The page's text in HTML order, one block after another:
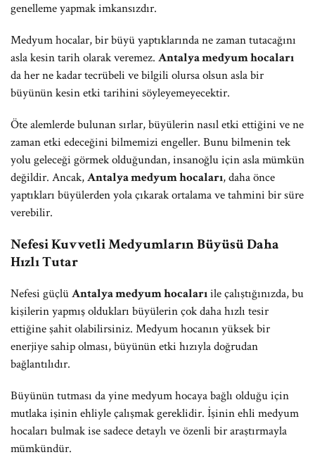
genelleme yapmak imkansızdır.
Medyum hocalar, bir büyü yaptıklarında ne zaman tutacağını
asla kesin tarih olarak veremez. Antalya medyum hocaları
da her ne kadar tecrübeli ve bilgili olursa olsun asla bir
büyünün kesin etki tarihini söyleyemeyecektir.
Öte alemlerde bulunan sırlar, büyülerin nasıl etki ettiğini ve ne
zaman etki edeceğini bilmemizi engeller. Bunu bilmenin tek
yolu geleceği görmek olduğundan, insanoğlu için asla mümkün
değildir. Ancak,Antalya medyum hocaları, daha önce
yaptıkları büyülerden yola çıkarak ortalama ve tahmini bir süre
verebilir.
Nefesi Kuvvetli Medyumların Büyüsü Daha
Hızlı Tutar
Nefesi güçlüAntalya medyum hocalarıile çalıştığınızda, bu
kişilerin yapmış oldukları büyülerin çok daha hızlı tesir
ettiğine şahit olabilirsiniz. Medyum hocanın yüksek bir
enerjiye sahip olması, büyünün etki hızıyla doğrudan
bağlantılıdır.
Büyünün tutması da yine medyum hocaya bağlı olduğu için
mutlaka işinin ehliyle çalışmak gereklidir. İşinin ehli medyum
hocaları bulmak ise sadece detaylı ve özenli bir araştırmayla
mümkündür.